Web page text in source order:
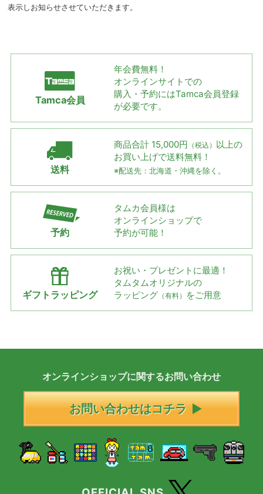
表示しお知らせさせていただきます。
Tamca会員
年会費無料！
オンラインサイトでの
購入・予約にはTamca会員登録
が必要です。
送料
商品合計 15,000円 （税込） 以上の
お買い上げで送料無料！
※配送先：北海道・沖縄を除く。
予約
タムカ会員様は
オンラインショップで
予約が可能！
ギフトラッピング
お祝い・プレゼントに最適！
タムタムオリジナルの
ラッピング （有料） をご用意
オンラインショップに関するお問い合わせ
お問い合わせはコチラ